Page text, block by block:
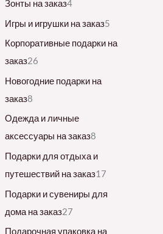
Зонты на заказ4
Игры и игрушки на заказ5
Корпоративные подарки на
заказ26
Новогодние подарки на
заказ8
Одежда и личные
аксессуары на заказ8
Подарки для отдыха и
путешествий на заказ17
Подарки и сувениры для
дома на заказ27
Подарочная упаковка на